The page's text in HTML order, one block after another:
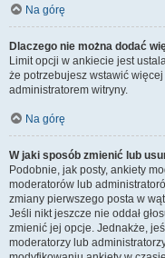
Na górę
Dlaczego nie można dodać
Limit opcji w ankiecie jest
że potrzebujesz wstawić
administratorem witryny.
Na górę
W jaki sposób zmienić lub
Podobnie, jak posty, ankiety
moderatorów lub
zmiany pierwszego posta w
Jeśli nikt jeszcze nie oddał
zmienić jej opcje. Jednakże,
moderatorzy lub